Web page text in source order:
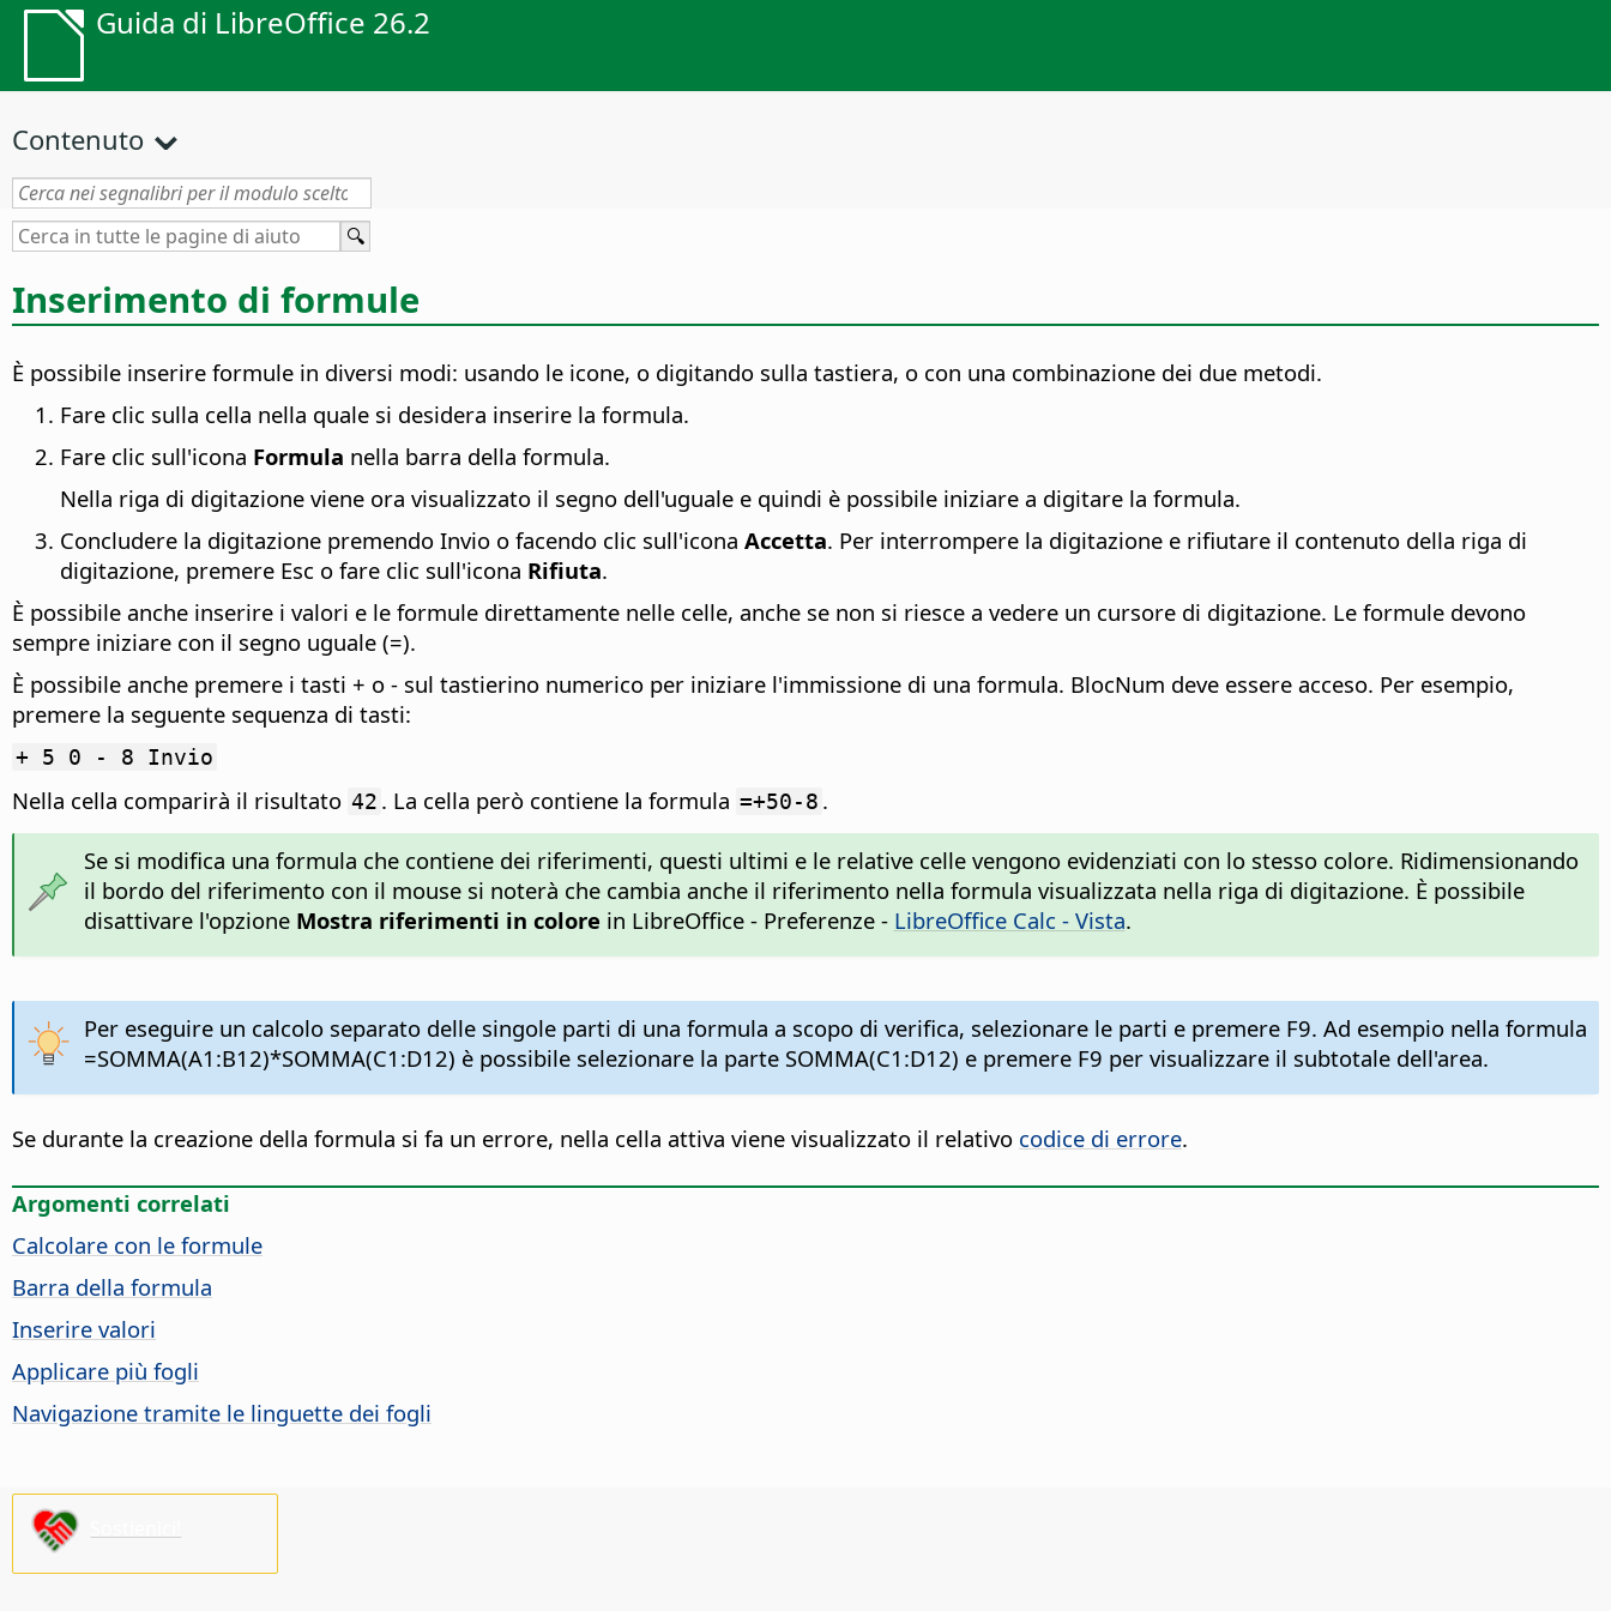
Guida di LibreOffice 26.2
Contenuto
Inserimento di formule
È possibile inserire formule in diversi modi: usando le icone, o digitando sulla tastiera, o con una combinazione dei due metodi.
Fare clic sulla cella nella quale si desidera inserire la formula.
Fare clic sull'icona Formula nella barra della formula.
Nella riga di digitazione viene ora visualizzato il segno dell'uguale e quindi è possibile iniziare a digitare la formula.
Concludere la digitazione premendo Invio o facendo clic sull'icona Accetta. Per interrompere la digitazione e rifiutare il contenuto della riga di
digitazione, premere Esc o fare clic sull'icona Rifiuta.
È possibile anche inserire i valori e le formule direttamente nelle celle, anche se non si riesce a vedere un cursore di digitazione. Le formule devono
sempre iniziare con il segno uguale (=).
È possibile anche premere i tasti + o - sul tastierino numerico per iniziare l'immissione di una formula. BlocNum deve essere acceso. Per esempio,
premere la seguente sequenza di tasti:
+ 5 0 - 8 Invio
Nella cella comparirà il risultato 42 . La cella però contiene la formula =+50-8 .
Se si modifica una formula che contiene dei riferimenti, questi ultimi e le relative celle vengono evidenziati con lo stesso colore. Ridimensionando
il bordo del riferimento con il mouse si noterà che cambia anche il riferimento nella formula visualizzata nella riga di digitazione. È possibile
disattivare l'opzione Mostra riferimenti in colore in LibreOffice - Preferenze- LibreOffice Calc - Vista.
Per eseguire un calcolo separato delle singole parti di una formula a scopo di verifica, selezionare le parti e premere F9. Ad esempio nella formula
=SOMMA(A1:B12)*SOMMA(C1:D12) è possibile selezionare la parte SOMMA(C1:D12) e premere F9 per visualizzare il subtotale dell'area.
Se durante la creazione della formula si fa un errore, nella cella attiva viene visualizzato il relativo codice di errore.
Argomenti correlati
Calcolare con le formule
Barra della formula
Inserire valori
Applicare più fogli
Navigazione tramite le linguette dei fogli